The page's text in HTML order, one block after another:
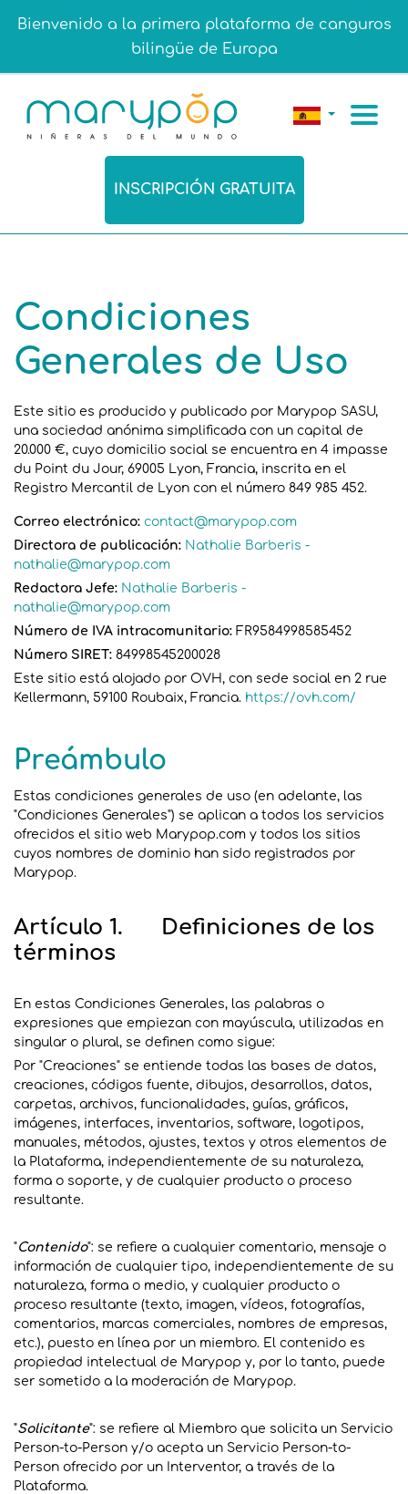
Bienvenido a la primera plataforma de canguros
bilingüe de Europa
INSCRIPCIÓN GRATUITA
Condiciones
Generales de Uso
Este sitio es producido y publicado por Marypop SASU,
una sociedad anónima simplificada con un capital de
20.000 €, cuyo domicilio social se encuentra en 4 impasse
du Point du Jour, 69005 Lyon, Francia, inscrita en el
Registro Mercantil de Lyon con el número 849 985 452.
Correo electrónico: contact@marypop.com
Directora de publicación: Nathalie Barberis -
nathalie@marypop.com
Redactora Jefe: Nathalie Barberis -
nathalie@marypop.com
Número de IVA intracomunitario: FR9584998585452
Número SIRET: 84998545200028
Este sitio está alojado por OVH, con sede social en 2 rue
Kellermann, 59100 Roubaix, Francia. https://ovh.com/
Preámbulo
Estas condiciones generales de uso (en adelante, las
"Condiciones Generales") se aplican a todos los servicios
ofrecidos el sitio web Marypop.com y todos los sitios
cuyos nombres de dominio han sido registrados por
Marypop.
Artículo 1. Definiciones de los
términos
En estas Condiciones Generales, las palabras o
expresiones que empiezan con mayúscula, utilizadas en
singular o plural, se definen como sigue:
Por "Creaciones" se entiende todas las bases de datos,
creaciones, códigos fuente, dibujos, desarrollos, datos,
carpetas, archivos, funcionalidades, guías, gráficos,
imágenes, interfaces, inventarios, software, logotipos,
manuales, métodos, ajustes, textos y otros elementos de
la Plataforma, independientemente de su naturaleza,
forma o soporte, y de cualquier producto o proceso
resultante.
"Contenido": se refiere a cualquier comentario, mensaje o
información de cualquier tipo, independientemente de su
naturaleza, forma o medio, y cualquier producto o
proceso resultante (texto, imagen, vídeos, fotografías,
comentarios, marcas comerciales, nombres de empresas,
etc.), puesto en línea por un miembro. El contenido es
propiedad intelectual de Marypop y, por lo tanto, puede
ser sometido a la moderación de Marypop.
"Solicitante": se refiere al Miembro que solicita un Servicio
Person-to-Person y/o acepta un Servicio Person-to-
Person ofrecido por un Interventor, a través de la
Plataforma.